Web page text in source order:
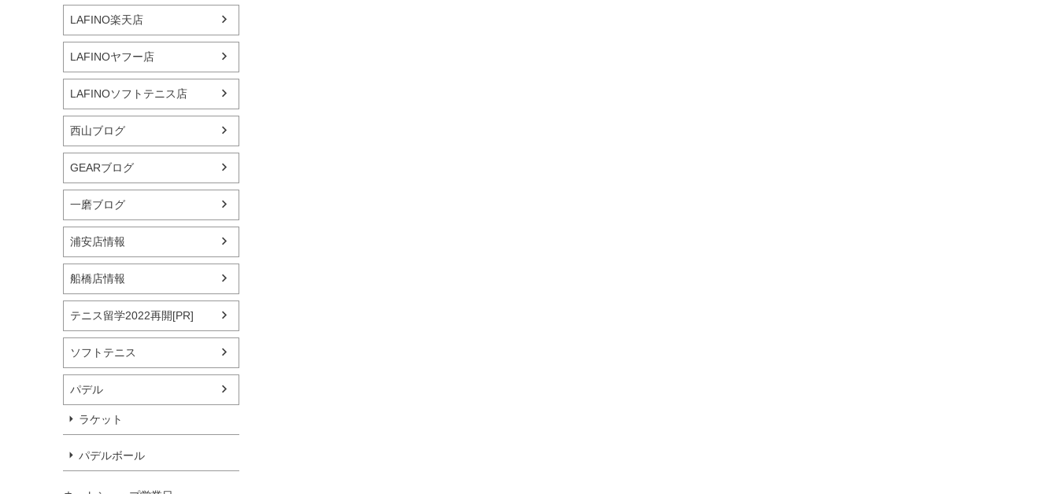
LAFINO楽天店
LAFINOヤフー店
LAFINOソフトテニス店
西山ブログ
GEARブログ
一磨ブログ
浦安店情報
船橋店情報
テニス留学2022再開[PR]
ソフトテニス
パデル
ラケット
パデルボール